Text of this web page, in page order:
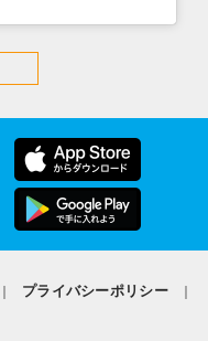
プライバシーポリシー